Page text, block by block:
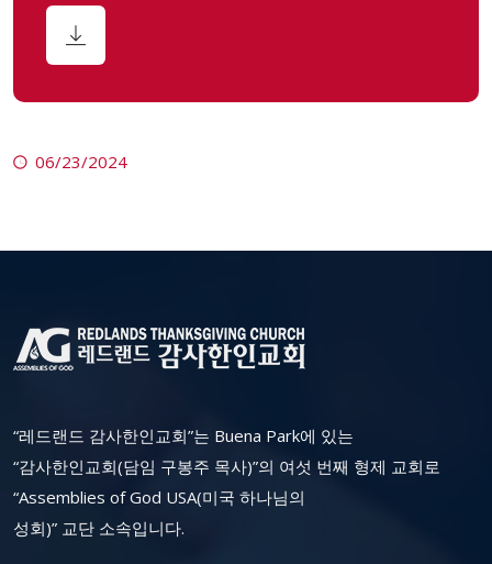
06/23/2024
“레드랜드 감사한인교회”는 Buena Park에 있는
“감사한인교회(담임 구봉주 목사)”의 여섯 번째 형제 교회로
“Assemblies of God USA(미국 하나님의
성회)” 교단 소속입니다.